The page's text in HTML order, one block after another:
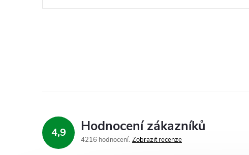
4,9 Hodnocení zákazníků
4216 hodnocení Zobrazit recenze